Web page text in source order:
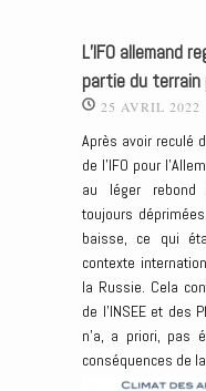
L’IFO allemand
partie du terrain
25 AVRIL 2022
Après avoir reculé
de l’IFO pour
au léger rebond
toujours
baisse, ce qui
contexte
la Russie. Cela
de l’INSEE et des
n’a, a priori, pas
conséquences de